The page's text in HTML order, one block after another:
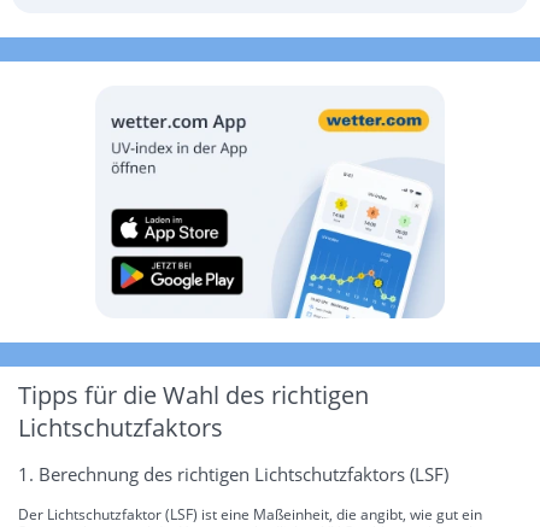
Tipps für die Wahl des richtigen
Lichtschutzfaktors
1. Berechnung des richtigen Lichtschutzfaktors (LSF)
Der Lichtschutzfaktor (LSF) ist eine Maßeinheit, die angibt, wie gut ein